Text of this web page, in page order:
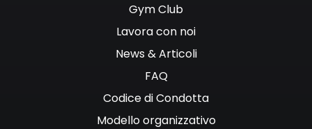
Gym Club
Lavora con noi
News & Articoli
FAQ
Codice di Condotta
Modello organizzativo